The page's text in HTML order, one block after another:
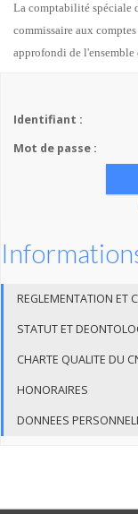
La comptabilité spéciale
commissaire aux
approfondi de
Identifiant :
Mot de passe :
REGLEMENTATION ET
STATUT ET
CHARTE QUALITE DU
HONORAIRES
DONNEES